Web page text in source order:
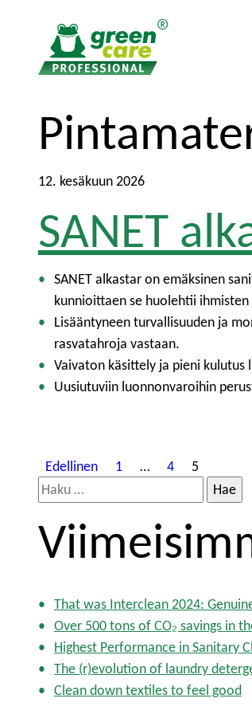
12. kesäkuun 2026
SANET
SANET alkastar on emäksinen
kunnioittaen se huolehtii
Lisääntyneen turvallisuuden ja
rasvatahroja vastaan.
Vaivaton käsittely ja pieni
Uusiutuviin luonnonvaroihin
A
r
t
k
e
l
i
Edellinen 1 … 4
5
H
a
k
That was Interclean 2024:
Over 500 tons of CO₂ savings in
Highest Performance in Sanitary
The (r)evolution of laundry
Clean down textiles to feel good